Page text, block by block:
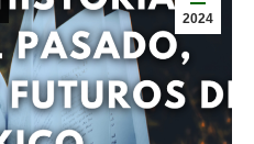
2024